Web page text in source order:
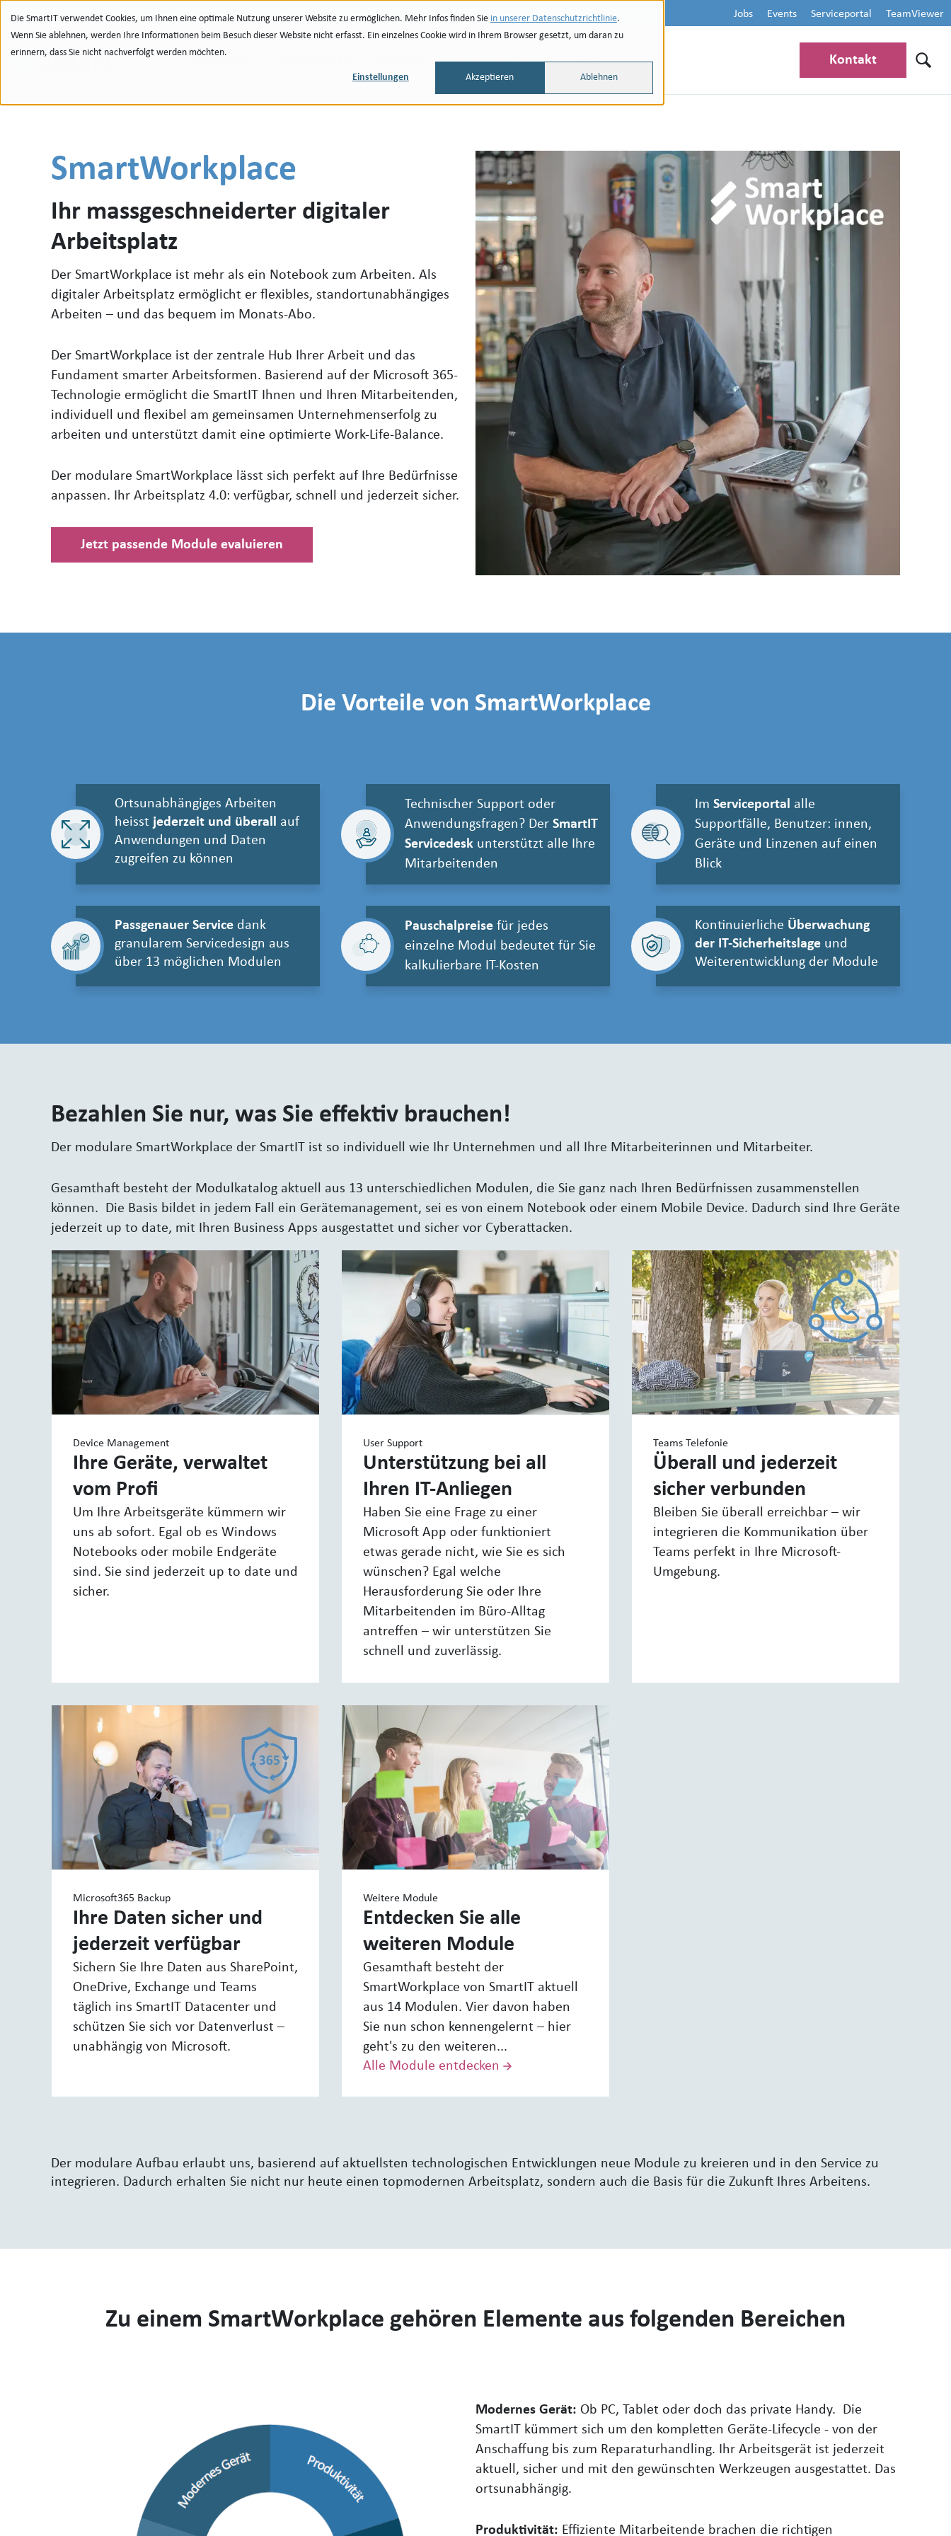
Die SmartIT verwendet Cookies, um Ihnen eine optimale Nutzung unserer Website zu ermöglichen. Mehr Infos finden Sie in unserer Datenschutzrichtlinie.
Wenn Sie ablehnen, werden Ihre Informationen beim Besuch dieser Website nicht erfasst. Ein einzelnes Cookie wird in Ihrem Browser gesetzt, um daran zu
erinnern, dass Sie nicht nachverfolgt werden möchten.
Einstellungen Akzeptieren Ablehnen
Portfolio Unternehmen Blog
Jobs Events Serviceportal TeamViewer
Kontakt
SmartWorkplace
Ihr massgeschneiderter digitaler
Arbeitsplatz
Der SmartWorkplace ist mehr als ein Notebook zum Arbeiten. Als
digitaler Arbeitsplatz ermöglicht er flexibles, standortunabhängiges
Arbeiten – und das bequem im Monats-Abo.
Der SmartWorkplace ist der zentrale Hub Ihrer Arbeit und das
Fundament smarter Arbeitsformen. Basierend auf der Microsoft 365-
Technologie ermöglicht die SmartIT Ihnen und Ihren Mitarbeitenden,
individuell und flexibel am gemeinsamen Unternehmenserfolg zu
arbeiten und unterstützt damit eine optimierte Work-Life-Balance.
Der modulare SmartWorkplace lässt sich perfekt auf Ihre Bedürfnisse
anpassen. Ihr Arbeitsplatz 4.0: verfügbar, schnell und jederzeit sicher.
Jetzt passende Module evaluieren
Die Vorteile von SmartWorkplace
Ortsunabhängiges Arbeiten
heisst jederzeit und überall auf
Anwendungen und Daten
zugreifen zu können
Technischer Support oder
Anwendungsfragen? Der SmartIT
Servicedeskunterstützt alle Ihre
Mitarbeitenden
Im Serviceportal alle
Supportfälle, Benutzer: innen,
Geräte und Linzenen auf einen
Blick
Passgenauer Service dank
granularem Servicedesign aus
über 13 möglichen Modulen
Pauschalpreisefür jedes
einzelne Modul bedeutet für Sie
kalkulierbare IT-Kosten
Kontinuierliche Überwachung
der IT-Sicherheitslageund
Weiterentwicklung der Module
Bezahlen Sie nur, was Sie effektiv brauchen!
Der modulare SmartWorkplace der SmartIT ist so individuell wie Ihr Unternehmen und all Ihre Mitarbeiterinnen und Mitarbeiter.
Gesamthaft besteht der Modulkatalog aktuell aus 13 unterschiedlichen Modulen, die Sie ganz nach Ihren Bedürfnissen zusammenstellen
können. Die Basis bildet in jedem Fall ein Gerätemanagement, sei es von einem Notebook oder einem Mobile Device. Dadurch sind Ihre Geräte
jederzeit up to date, mit Ihren Business Apps ausgestattet und sicher vor Cyberattacken.
Device Management
Ihre Geräte, verwaltet
vom Profi
Um Ihre Arbeitsgeräte kümmern wir
uns ab sofort. Egal ob es Windows
Notebooks oder mobile Endgeräte
sind. Sie sind jederzeit up to date und
sicher.
User Support
Unterstützung bei all
Ihren IT-Anliegen
Haben Sie eine Frage zu einer
Microsoft App oder funktioniert
etwas gerade nicht, wie Sie es sich
wünschen? Egal welche
Herausforderung Sie oder Ihre
Mitarbeitenden im Büro-Alltag
antreffen – wir unterstützen Sie
schnell und zuverlässig.
Teams Telefonie
Überall und jederzeit
sicher verbunden
Bleiben Sie überall erreichbar – wir
integrieren die Kommunikation über
Teams perfekt in Ihre Microsoft-
Umgebung.
Microsoft365 Backup
Ihre Daten sicher und
jederzeit verfügbar
Sichern Sie Ihre Daten aus SharePoint,
OneDrive, Exchange und Teams
täglich ins SmartIT Datacenter und
schützen Sie sich vor Datenverlust –
unabhängig von Microsoft.
Weitere Module
Entdecken Sie alle
weiteren Module
Gesamthaft besteht der
SmartWorkplace von SmartIT aktuell
aus 14 Modulen. Vier davon haben
Sie nun schon kennengelernt – hier
geht's zu den weiteren...
Alle Module entdecken
Der modulare Aufbau erlaubt uns, basierend auf aktuellsten technologischen Entwicklungen neue Module zu kreieren und in den Service zu
integrieren. Dadurch erhalten Sie nicht nur heute einen topmodernen Arbeitsplatz, sondern auch die Basis für die Zukunft Ihres Arbeitens.
Zu einem SmartWorkplace gehören Elemente aus folgenden Bereichen
Modernes Gerät: Ob PC, Tablet oder doch das private Handy. Die
SmartIT kümmert sich um den kompletten Geräte-Lifecycle - von der
Anschaffung bis zum Reparaturhandling. Ihr Arbeitsgerät ist jederzeit
aktuell, sicher und mit den gewünschten Werkzeugen ausgestattet. Das
ortsunabhängig.
Produktivität: Effiziente Mitarbeitende brachen die richtigen